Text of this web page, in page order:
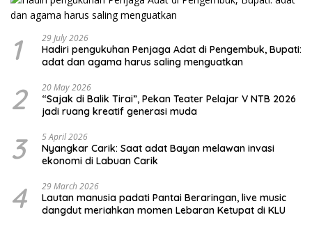
1 29 July 2026
Hadiri pengukuhan Penjaga Adat di Pengembuk, Bupati:
adat dan agama harus saling menguatkan
2 20 May 2026
“Sajak di Balik Tirai”, Pekan Teater Pelajar V NTB 2026
jadi ruang kreatif generasi muda
3 5 April 2026
Nyangkar Carik: Saat adat Bayan melawan invasi
ekonomi di Labuan Carik
4 29 March 2026
Lautan manusia padati Pantai Beraringan, live music
dangdut meriahkan momen Lebaran Ketupat di KLU